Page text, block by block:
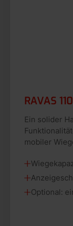
RAVAS
Ein solider
mobiler
Optional: